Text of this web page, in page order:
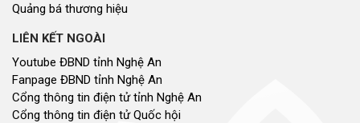
Quảng bá thương hiệu
LIÊN KẾT NGOÀI
Youtube ĐBND tỉnh Nghệ An
Fanpage ĐBND tỉnh Nghệ An
Cổng thông tin điện tử tỉnh Nghệ An
Cổng thông tin điện tử Quốc hội